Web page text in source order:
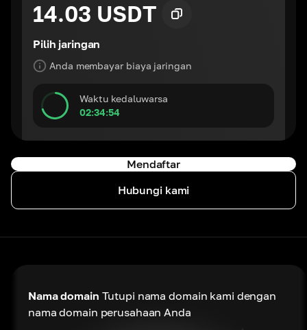
14.03 USDT
Pilih jaringan
Anda membayar biaya jaringan
Waktu kedaluwarsa
02:34:54
Mendaftar
Hubungi kami
Nama domain Tutupi nama domain kami dengan
nama domain perusahaan Anda